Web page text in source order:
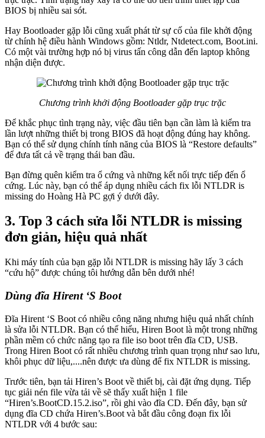
BIOS bị nhiều sai sót.
Hay Bootloader gặp lỗi cũng xuất phát từ sự cố của file khởi động
từ chính hệ điều hành Windows gồm: Ntldr, Ntdetect.com, Boot.ini.
Có một vài trường hợp nó bị virus tấn công dẫn đến laptop không
nhận diện được.
Chương trình khởi động Bootloader gặp trục trặc
Để khắc phục tình trạng này, việc đầu tiên bạn cần làm là kiểm tra
lần lượt những thiết bị trong BIOS đã hoạt động đúng hay không.
Bạn có thể sử dụng chính tính năng của BIOS là “Restore defaults”
để đưa tất cả về trạng thái ban đầu.
Bạn đừng quên kiểm tra ổ cứng và những kết nối trực tiếp đến ổ
cứng. Lúc này, bạn có thể áp dụng nhiều cách fix lỗi NTLDR is
missing do Hoàng Hà PC gợi ý dưới đây.
3. Top 3 cách sửa lỗi NTLDR is missing
đơn giản, hiệu quả nhất
Khi máy tính của bạn gặp lỗi NTLDR is missing hãy lấy 3 cách
“cứu hộ” được chúng tôi hướng dẫn bên dưới nhé!
Dùng đĩa Hirent ‘S Boot
Đĩa Hirent ‘S Boot có nhiều công năng nhưng hiệu quả nhất chính
là sửa lỗi NTLDR. Bạn có thể hiểu, Hiren Boot là một trong những
phần mềm có chức năng tạo ra file iso boot trên đĩa CD, USB.
Trong Hiren Boot có rất nhiều chương trình quan trọng như sao lưu,
khôi phục dữ liệu,....nên được ưa dùng để fix NTLDR is missing.
Trước tiên, bạn tải Hiren’s Boot về thiết bị, cài đặt ứng dụng. Tiếp
tục giải nén file vừa tải về sẽ thấy xuất hiện 1 file
“Hiren’s.BootCD.15.2.iso”, rồi ghi vào đĩa CD. Đến đây, bạn sử
dụng đĩa CD chứa Hiren’s.Boot và bắt đầu công đoạn fix lỗi
NTLDR với 4 bước sau: